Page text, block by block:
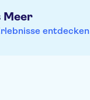
Meer
entdecken